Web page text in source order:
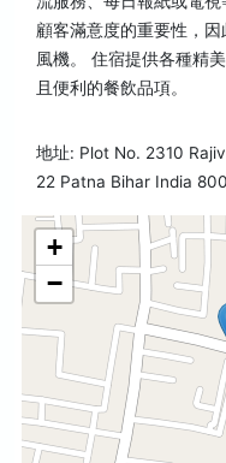
顧客滿意度的重要性，
風機。 住宿提供各種精
且便利的餐飲品項。
地址: Plot No. 2310
22 Patna Bihar India
+
−